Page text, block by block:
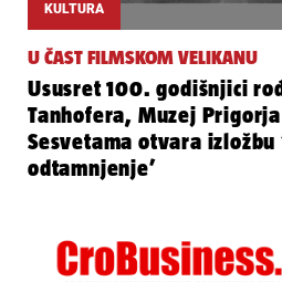
KULTURA
U ČAST FILMSKOM VELIKANU
Ususret 100. godišnjici
Tanhofera, Muzej
Sesvetama otvara izložbu
odtamnjenje’